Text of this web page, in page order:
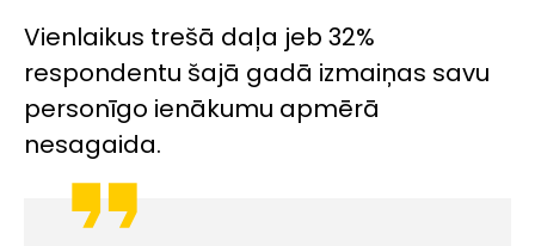
Vienlaikus trešā daļa jeb 32%
respondentu šajā gadā izmaiņas savu
personīgo ienākumu apmērā
nesagaida.